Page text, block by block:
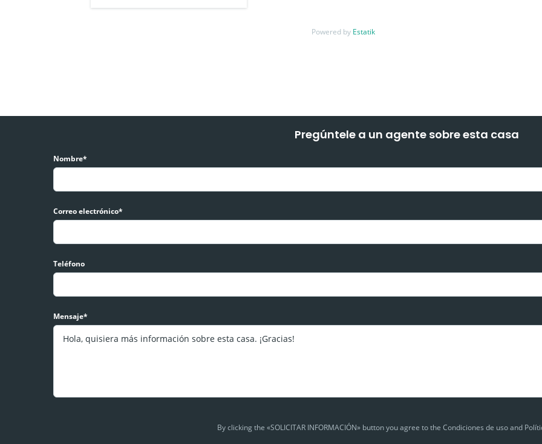
Powered by Estatik
Pregúntele a un agente sobre esta casa
Nombre*
Correo electrónico*
Teléfono
Mensaje*
By clicking the «SOLICITAR INFORMACIÓN» button you agree to the Condiciones de uso and